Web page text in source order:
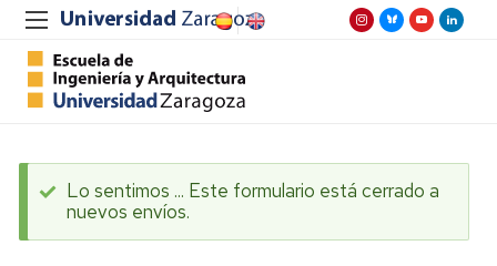
Mensaje
Lo sentimos ... Este formulario está cerrado a
nuevos envíos.